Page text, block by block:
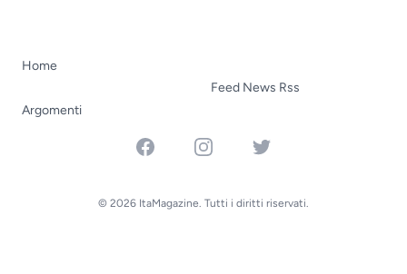
Home
Argomenti
Feed News Rss
FacebookInstagramTwitter
© 2026 ItaMagazine. Tutti i diritti riservati.